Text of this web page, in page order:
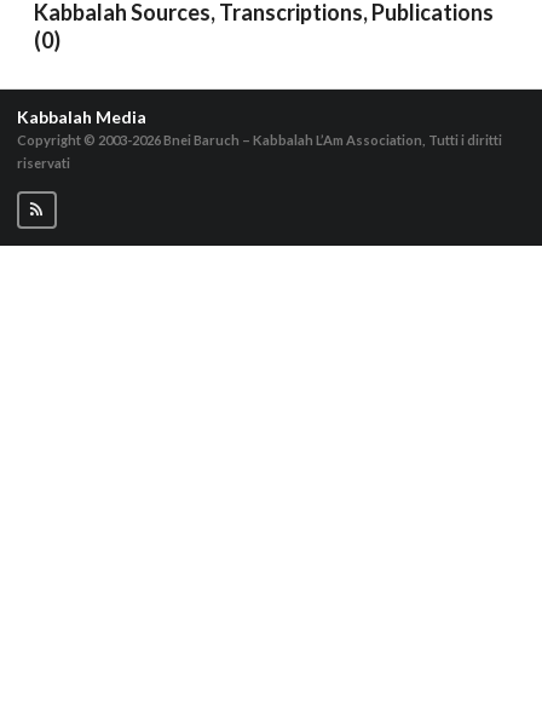
Kabbalah Sources, Transcriptions, Publications
(0)
Kabbalah Media
Copyright © 2003-2026Bnei Baruch – Kabbalah L’Am Association, Tutti i diritti
riservati